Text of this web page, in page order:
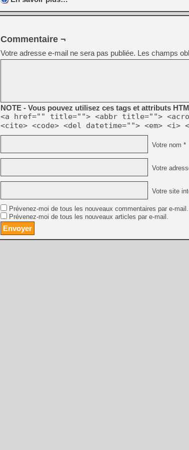
Commentaire ¬
Votre adresse e-mail ne sera pas publiée. Les champs
NOTE - Vous pouvez utilisez ces tags et attributs
<a href="" title=""> <abbr title="">
<cite> <code> <del datetime=""> <em>
Votre nom *
Votre
Votre site
Prévenez-moi de tous les nouveaux commentaires par e-mail.
Prévenez-moi de tous les nouveaux articles par e-mail.